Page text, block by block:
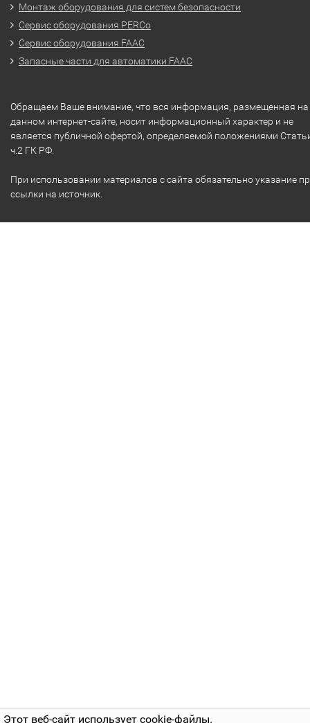
Этот веб-сайт использует cookie-файлы.
Монтаж оборудования для систем безопасности
Сервис оборудования PERCo
Сервис оборудования FAAC
Запасные части для автоматики FAAC
Обращаем Ваше внимание, что вся информация, размещенная на
данном интернет-сайте, носит информационный характер и не
является публичной офертой, определяемой положениями
ч.2 ГК РФ.
При использовании материалов с сайта обязательно указание
ссылки на источник.